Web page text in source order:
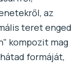
az
teret enged
kompozit mag
formáját,